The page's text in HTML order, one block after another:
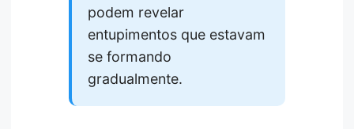
podem revelar
entupimentos que estavam
se formando
gradualmente.